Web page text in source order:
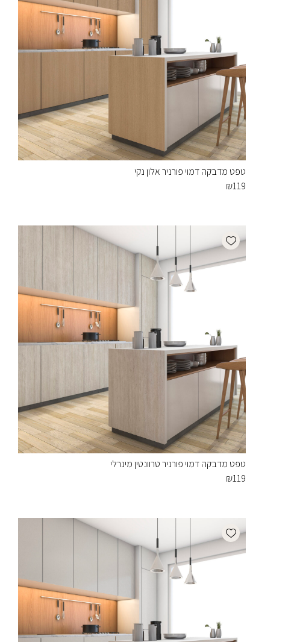
טפט מדבקה דמוי פורניר אלון נקי
₪119
Add wishlist
טפט מדבקה דמוי פורניר טרוונטין מינרלי
₪119
Add wishlist